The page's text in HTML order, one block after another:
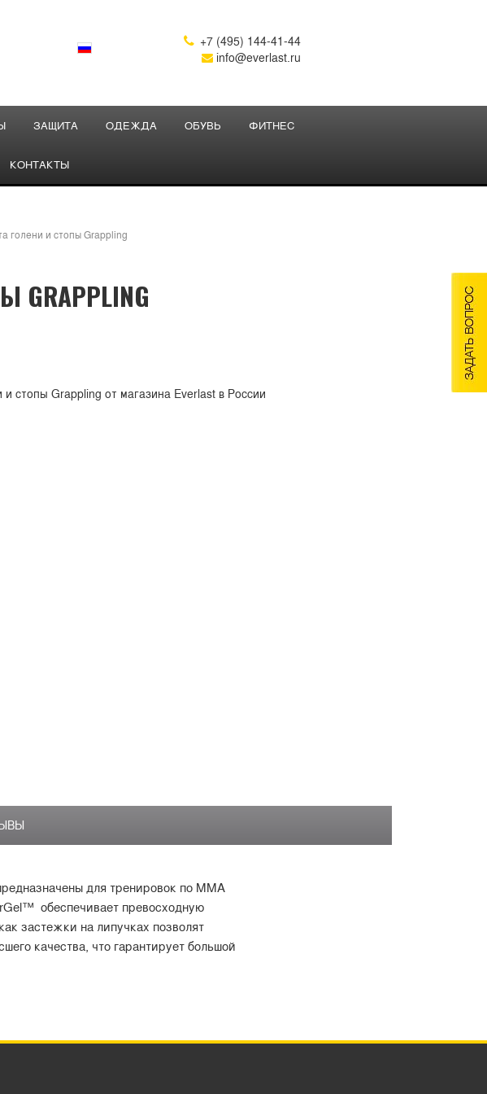
 +7 (495) 144-41-44
info@everlast.ru
ЗАЩИТА ОДЕЖДА ОБУВЬ ФИТНЕС
КОНТАКТЫ
голени и стопы Grappling
для тренировок по MMA
обеспечивает превосходную
застежки на липучках позволят
качества, что гарантирует большой